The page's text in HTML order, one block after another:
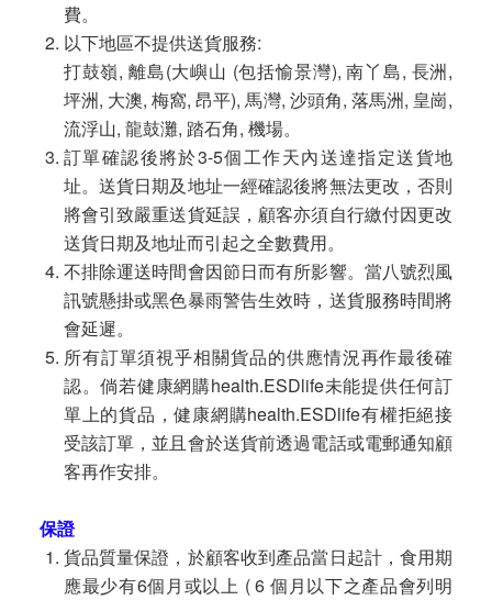
費。
以下地區不提供送貨服務:
打鼓嶺, 離島(大嶼山 (包括愉景灣), 南丫島, 長洲,
坪洲, 大澳, 梅窩, 昂平), 馬灣, 沙頭角, 落馬洲, 皇崗,
流浮山, 龍鼓灘, 踏石角, 機場。
訂單確認後將於3-5個工作天內送達指定送貨地
址。送貨日期及地址一經確認後將無法更改，否則
將會引致嚴重送貨延誤，顧客亦須自行繳付因更改
送貨日期及地址而引起之全數費用。
不排除運送時間會因節日而有所影響。當八號烈風
訊號懸掛或黑色暴雨警告生效時，送貨服務時間將
會延遲。
所有訂單須視乎相關貨品的供應情況再作最後確
認。倘若健康網購health.ESDlife未能提供任何訂
單上的貨品，健康網購health.ESDlife有權拒絕接
受該訂單，並且會於送貨前透過電話或電郵通知顧
客再作安排。
保證
貨品質量保證，於顧客收到產品當日起計，食用期
應最少有6個月或以上 ( 6 個月以下之產品會列明